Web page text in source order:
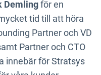
Demlingför en
tid till att höra
Partner och VD
Partner och CTO
innebär för Stratsys